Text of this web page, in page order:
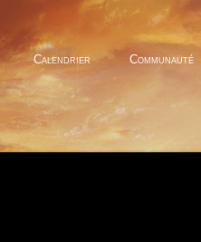
Calendrier Communauté